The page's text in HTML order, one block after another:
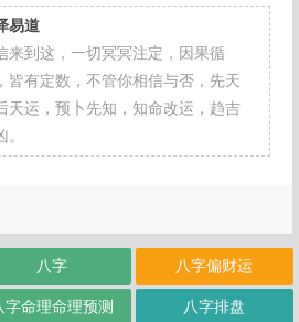
易道
来到这，一切冥冥注定，因果循
皆有定数，不管你相信与否，先天
天运，预卜先知，知命改运，趋吉
。
八字 八字偏财运
字命理命理预测 八字排盘